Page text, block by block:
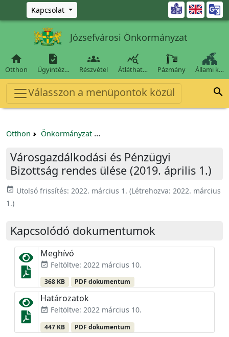
Ugrás a fő tartalomra
Kapcsolat 
Józsefvárosi Önkormányzat

Otthon

Ügyintéz…

Részvétel

Átláthat… Pázmány Állami k…
Válasszon a menüpontok közül 
Otthon Önkormányzat
Városgazdálkodási és Pénzügyi
Bizottság rendes ülése (2019. április 1.)
event_available Utolsó frissítés: 2022. március 1. (Létrehozva: 2022. március
1.)
Kapcsolódó dokumentumok
Meghívó
event_available Feltöltve: 2022 március 10.
368 KB PDF dokumentum
Határozatok
event_available Feltöltve: 2022 március 10.
447 KB PDF dokumentum